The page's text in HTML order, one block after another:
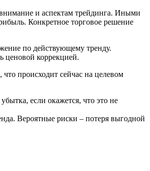
внимание и аспектам трейдинга. Иными
Конкретное торговое решение
по действующему тренду.
ценовой коррекцией.
происходит сейчас на целевом
если окажется, что это не
Вероятные риски – потеря выгодной